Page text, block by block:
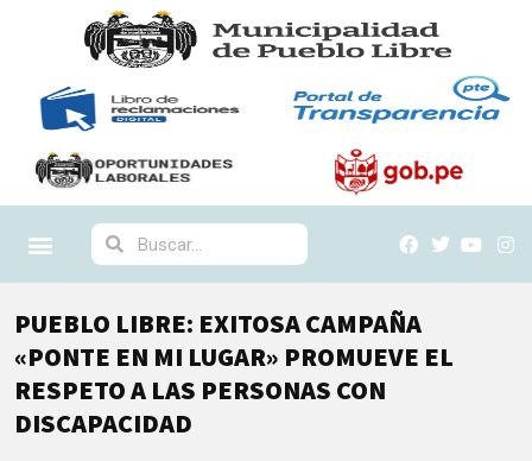
PUEBLO LIBRE: EXITOSA CAMPAÑA
«PONTE EN MI LUGAR» PROMUEVE EL
RESPETO A LAS PERSONAS CON
DISCAPACIDAD